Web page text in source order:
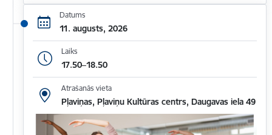
Datums
11. augusts, 2026
Laiks
17.50–18.50
Atrašanās vieta
Pļaviņas, Pļaviņu Kultūras centrs, Daugavas iela 49